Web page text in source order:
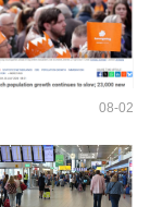
08-02